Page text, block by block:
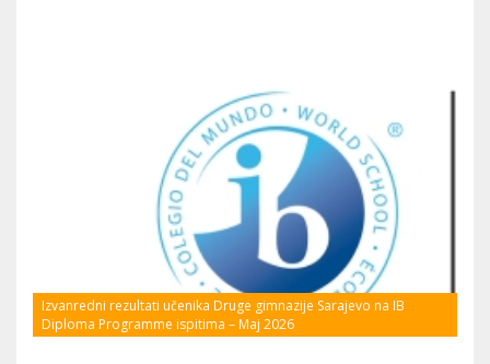
Izvanredni rezultati učenika Druge gimnazije Sarajevo na IB
Diploma Programme ispitima – Maj 2026